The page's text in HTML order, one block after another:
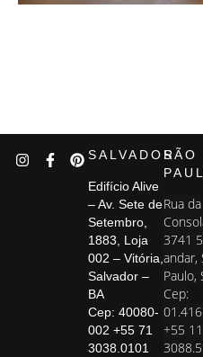
SALVADOR
Edifício Alive
– Av. Sete de
Setembro,
1883, Loja
002 – Vitória,
Salvador –
BA
Cep: 40080-
002 +55 71
3038.0101
SÃO
Rua da
3741
andar,
Paulo,
Cep:
+55 11